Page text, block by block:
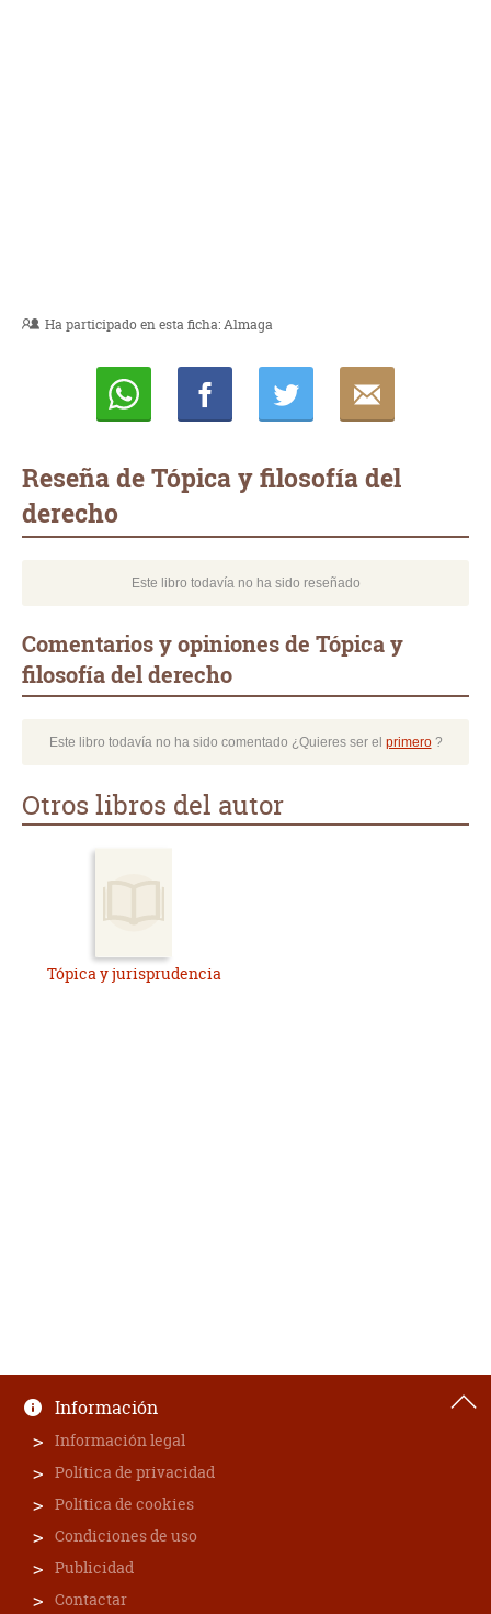
Ha participado en esta ficha:Almaga
Reseña de Tópica y filosofía del
derecho
Este libro todavía no ha sido reseñado
Comentarios y opiniones de Tópica y
filosofía del derecho
Este libro todavía no ha sido comentado ¿Quieres ser el primero?
Otros libros del autor
Tópica y jurisprudencia
Información
Información legal
Política de privacidad
Política de cookies
Condiciones de uso
Publicidad
Contactar